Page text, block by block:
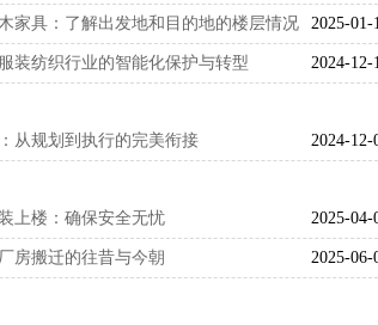
2025-01-
家具：了解出发地和目的地的楼层情况
2024-12-
装纺织行业的智能化保护与转型
2024-12-
从规划到执行的完美衔接
2025-04-
上楼：确保安全无忧
2025-06-
房搬迁的往昔与今朝